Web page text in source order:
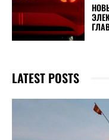
LATEST POSTS